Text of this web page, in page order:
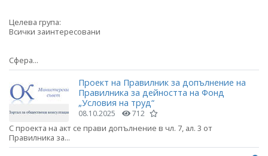
Целева група:
Всички заинтересовани
Сфера...
Проект на Правилник за допълнение на
Правилника за дейността на Фонд
„Условия на труд“
08.10.2025 712
С проекта на акт се прави допълнение в чл. 7, ал. 3 от
Правилника за...